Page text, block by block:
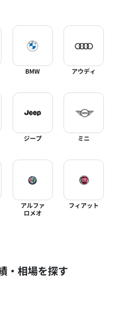
BMW アウディ
ジープ ミニ
アルファ
ロメオ
フィアット
・相場を探す